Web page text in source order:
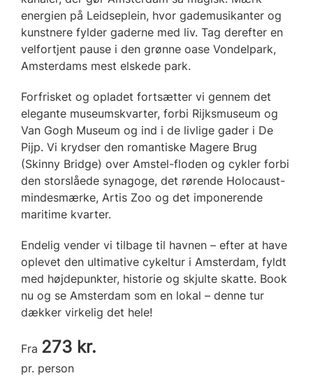
energien på Leidseplein, hvor gademusikanter og
kunstnere fylder gaderne med liv. Tag derefter en
velfortjent pause i den grønne oase Vondelpark,
Amsterdams mest elskede park.
Forfrisket og opladet fortsætter vi gennem det
elegante museumskvarter, forbi Rijksmuseum og
Van Gogh Museum og ind i de livlige gader i De
Pijp. Vi krydser den romantiske Magere Brug
(Skinny Bridge) over Amstel-floden og cykler forbi
den storslåede synagoge, det rørende Holocaust-
mindesmærke, Artis Zoo og det imponerende
maritime kvarter.
Endelig vender vi tilbage til havnen – efter at have
oplevet den ultimative cykeltur i Amsterdam, fyldt
med højdepunkter, historie og skjulte skatte. Book
nu og se Amsterdam som en lokal – denne tur
dækker virkelig det hele!
Fra 273 kr.
pr. person